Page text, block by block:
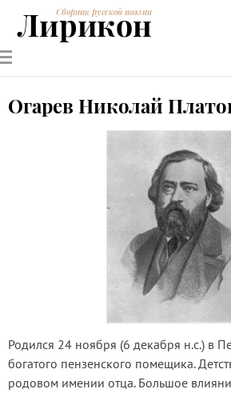
РУССКИЕ
ПОЭТЫ
СОВРЕМЕННИКИЭНЦИКЛОПЕДИЯ
ПОЭЗИИ
Сборник русской поэзии
Лирикон
Огарев Николай
Родился 24 ноября (6 декабря н.с.) в
богатого пензенского помещика.
родовом имении отца. Большое